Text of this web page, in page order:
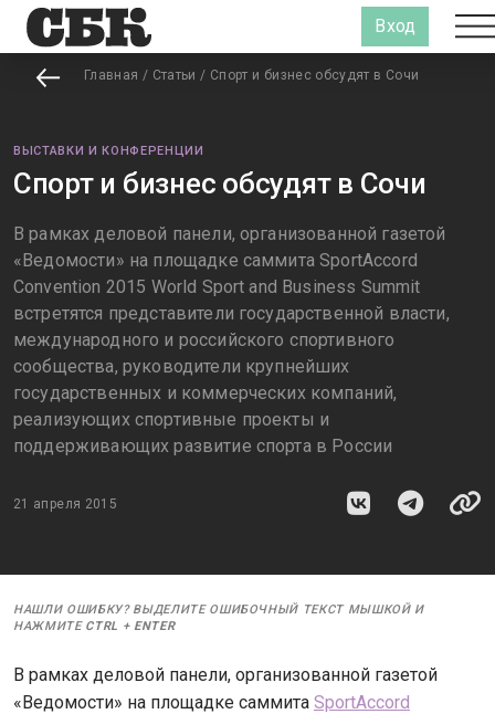
Вход
Главная / Статьи / Спорт и бизнес обсудят в Сочи
ВЫСТАВКИ И КОНФЕРЕНЦИИ
Спорт и бизнес обсудят в Сочи
В рамках деловой панели, организованной газетой
«Ведомости» на площадке саммита SportAccord
Convention 2015 World Sport and Business Summit
встретятся представители государственной власти,
международного и российского спортивного
сообщества, руководители крупнейших
государственных и коммерческих компаний,
реализующих спортивные проекты и
поддерживающих развитие спорта в России
21 апреля 2015
НАШЛИ ОШИБКУ? ВЫДЕЛИТЕ ОШИБОЧНЫЙ ТЕКСТ МЫШКОЙ И
НАЖМИТЕ CTRL + ENTER
В рамках деловой панели, организованной газетой
«Ведомости» на площадке саммита SportAccord